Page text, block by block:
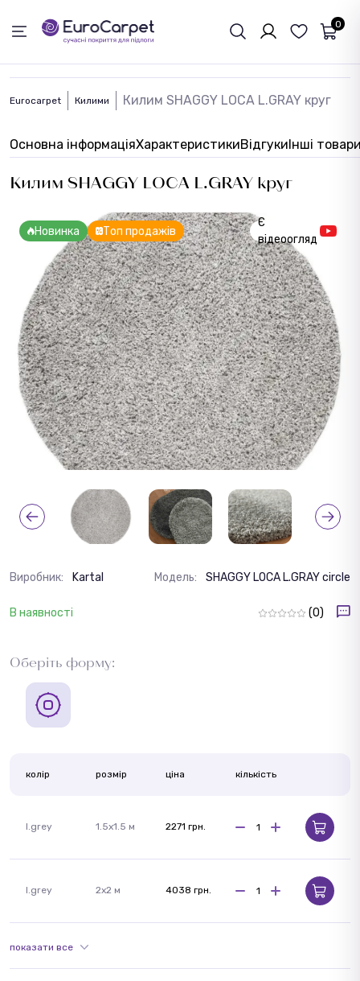
0
Eurocarpet Килими Килим SHAGGY LOCA L.GRAY круг
Основна інформаціяХарактеристикиВідгукиІнші
Килим SHAGGY LOCA L.GRAY круг
Новинка Топ продажів
Є
відеоогляд
Виробник: Kartal Модель: SHAGGY LOCA L.GRAY circle
В наявності (0)
Оберіть форму:
колір розмір ціна кількість
l.grey 1.5x1.5 м 2271 грн.
l.grey 2x2 м 4038 грн.
показати все
ЗВОРОТНІЙ ЗВЯЗОК